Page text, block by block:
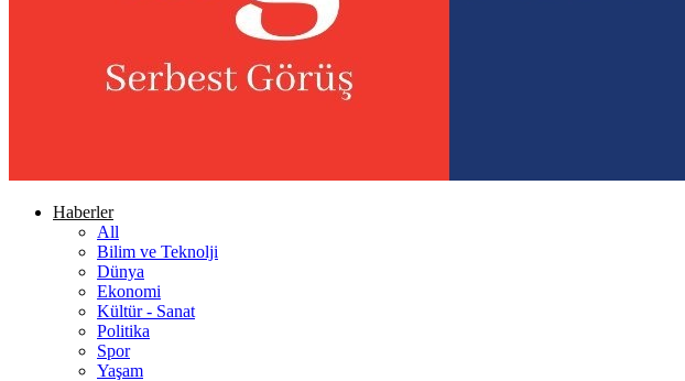
Haberler
All
Bilim ve Teknolji
Dünya
Ekonomi
Kültür - Sanat
Politika
Spor
Yaşam